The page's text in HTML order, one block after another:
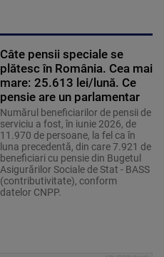
Câte pensii speciale se
plătesc în România. Cea mai
mare: 25.613 lei/lună. Ce
pensie are un parlamentar
Numărul beneficiarilor de pensii de
serviciu a fost, în iunie 2026, de
11.970 de persoane, la fel ca în
luna precedentă, din care 7.921 de
beneficiari cu pensie din Bugetul
Asigurărilor Sociale de Stat - BASS
(contributivitate), conform
datelor CNPP.